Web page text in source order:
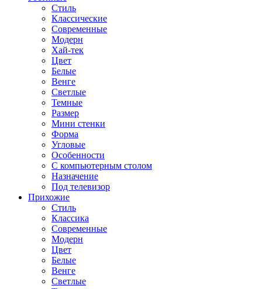
Стиль
Классические
Современные
Модерн
Хай-тек
Цвет
Белые
Венге
Светлые
Темные
Размер
Мини стенки
Форма
Угловые
Особенности
С компьютерным столом
Назначение
Под телевизор
Прихожие
Стиль
Классика
Современные
Модерн
Цвет
Белые
Венге
Светлые